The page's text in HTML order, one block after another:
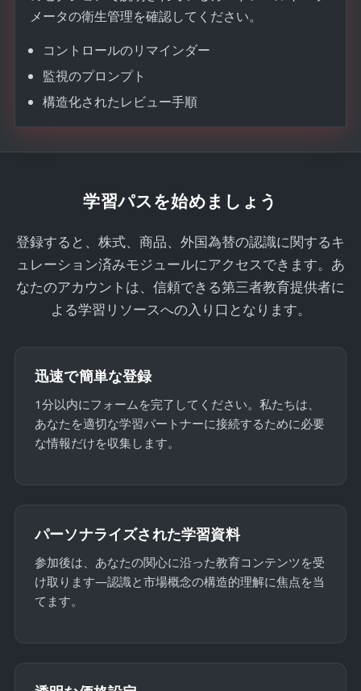
メータの衛生管理を確認してください。
コントロールのリマインダー
監視のプロンプト
構造化されたレビュー手順
学習パスを始めましょう
登録すると、株式、商品、外国為替の認識に関するキ
ュレーション済みモジュールにアクセスできます。あ
なたのアカウントは、信頼できる第三者教育提供者に
よる学習リソースへの入り口となります。
迅速で簡単な登録
1分以内にフォームを完了してください。私たちは、
あなたを適切な学習パートナーに接続するために必要
な情報だけを収集します。
パーソナライズされた学習資料
参加後は、あなたの関心に沿った教育コンテンツを受
け取ります—認識と市場概念の構造的理解に焦点を当
てます。